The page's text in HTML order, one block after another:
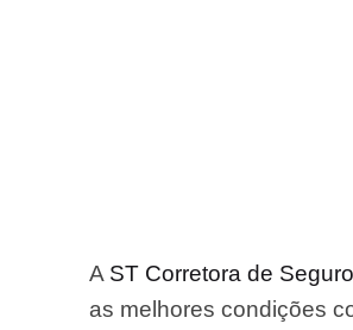
A ST Corretora de
as melhores condições